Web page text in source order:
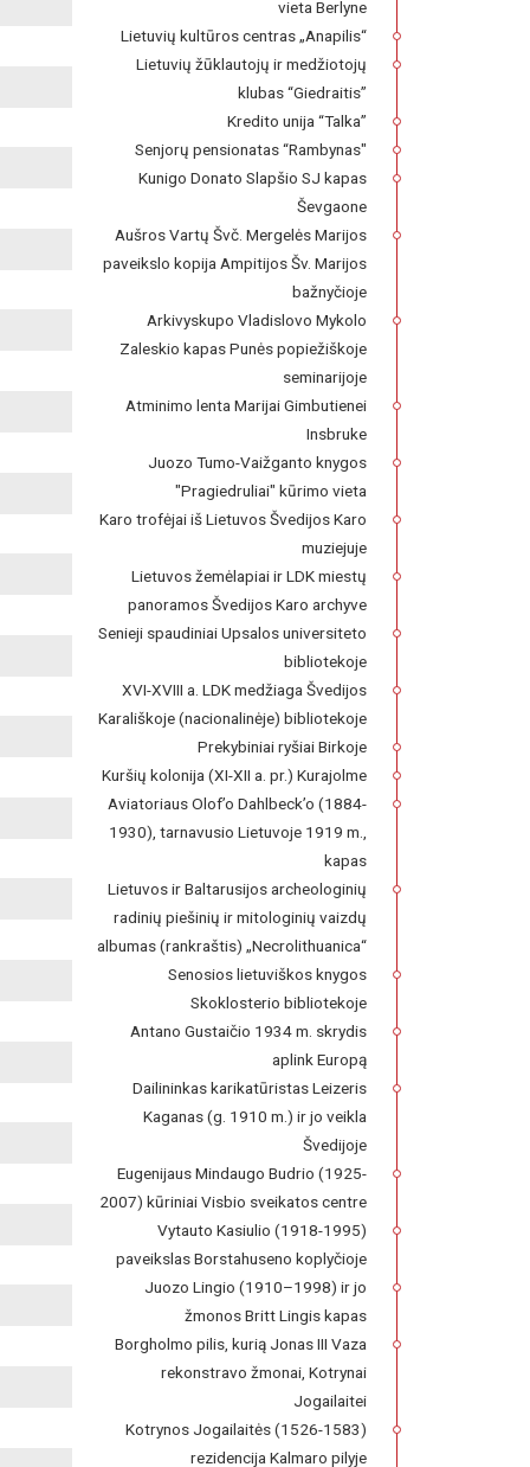
vieta Berlyne
Lietuvių kultūros centras „Anapilis“
Lietuvių žūklautojų ir medžiotojų
klubas “Giedraitis”
Kredito unija “Talka”
Senjorų pensionatas “Rambynas"
Kunigo Donato Slapšio SJ kapas
Ševgaone
Aušros Vartų Švč. Mergelės Marijos
paveikslo kopija Ampitijos Šv. Marijos
bažnyčioje
Arkivyskupo Vladislovo Mykolo
Zaleskio kapas Punės popiežiškoje
seminarijoje
Atminimo lenta Marijai Gimbutienei
Insbruke
Juozo Tumo-Vaižganto knygos
"Pragiedruliai" kūrimo vieta
Karo trofėjai iš Lietuvos Švedijos Karo
muziejuje
Lietuvos žemėlapiai ir LDK miestų
panoramos Švedijos Karo archyve
Senieji spaudiniai Upsalos universiteto
bibliotekoje
XVI-XVIII a. LDK medžiaga Švedijos
Karališkoje (nacionalinėje) bibliotekoje
Prekybiniai ryšiai Birkoje
Kuršių kolonija (XI-XII a. pr.) Kurajolme
Aviatoriaus Olof’o Dahlbeck’o (1884-
1930), tarnavusio Lietuvoje 1919 m.,
kapas
Lietuvos ir Baltarusijos archeologinių
radinių piešinių ir mitologinių vaizdų
albumas (rankraštis) „Necrolithuanica“
Senosios lietuviškos knygos
Skoklosterio bibliotekoje
Antano Gustaičio 1934 m. skrydis
aplink Europą
Dailininkas karikatūristas Leizeris
Kaganas (g. 1910 m.) ir jo veikla
Švedijoje
Eugenijaus Mindaugo Budrio (1925-
2007) kūriniai Visbio sveikatos centre
Vytauto Kasiulio (1918-1995)
paveikslas Borstahuseno koplyčioje
Juozo Lingio (1910–1998) ir jo
žmonos Britt Lingis kapas
Borgholmo pilis, kurią Jonas III Vaza
rekonstravo žmonai, Kotrynai
Jogailaitei
Kotrynos Jogailaitės (1526-1583)
rezidencija Kalmaro pilyje